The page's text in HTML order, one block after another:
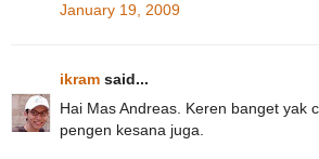
January 19, 2009
ikram said...
Hai Mas Andreas. Keren banget yak
pengen kesana juga.